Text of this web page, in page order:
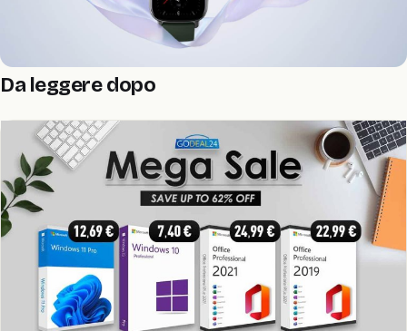
Da leggere dopo